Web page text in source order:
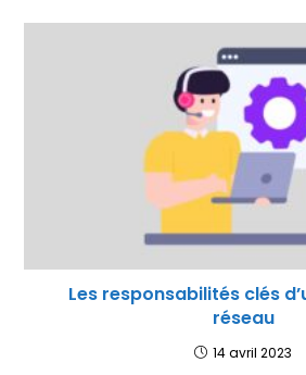
Les responsabilités clés
réseau
14 avril 2023